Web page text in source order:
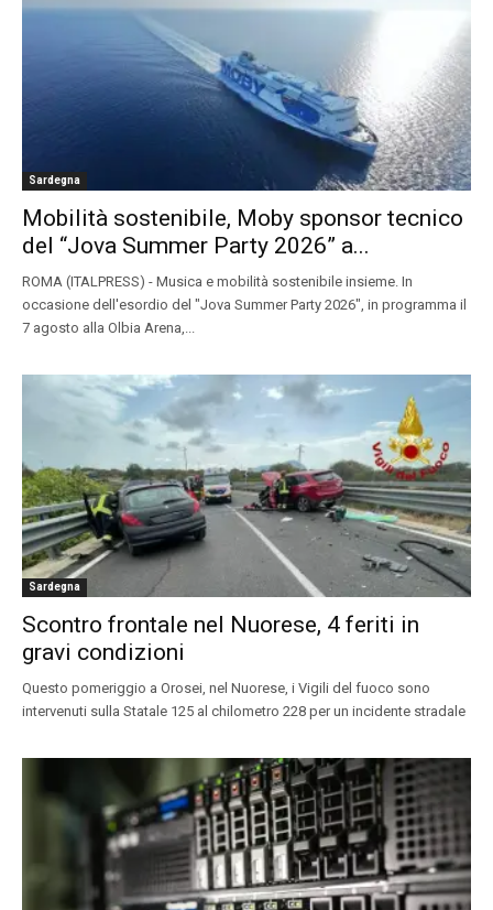
Sardegna
Mobilità sostenibile, Moby sponsor tecnico
del “Jova Summer Party 2026” a...
ROMA (ITALPRESS) - Musica e mobilità sostenibile insieme. In
occasione dell'esordio del "Jova Summer Party 2026", in programma il
7 agosto alla Olbia Arena,...
Sardegna
Scontro frontale nel Nuorese, 4 feriti in
gravi condizioni
Questo pomeriggio a Orosei, nel Nuorese, i Vigili del fuoco sono
intervenuti sulla Statale 125 al chilometro 228 per un incidente stradale